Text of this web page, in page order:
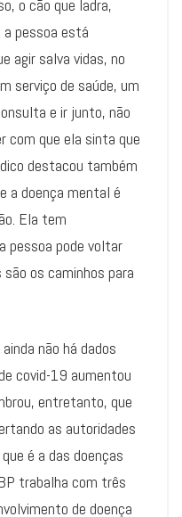
o cão que ladra,
a pessoa está
agir salva vidas, no
serviço de saúde, um
e ir junto, não
com que ela sinta que
destacou também
a doença mental é
Ela tem
pessoa pode voltar
os caminhos para
não há dados
covid-19 aumentou
entretanto, que
as autoridades
é a das doenças
trabalha com três
de doença